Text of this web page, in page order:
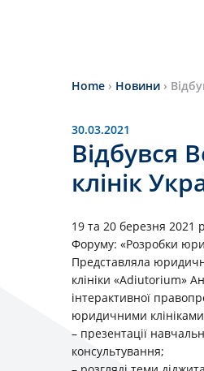
Home › Новини ›
30.03.2021
Відбувся
клінік
19 та 20 березня 2021
Форуму: «Розробки
Представляла
клініки «Adiutorium»
інтерактивної
юридичними
– презентації
консультування;